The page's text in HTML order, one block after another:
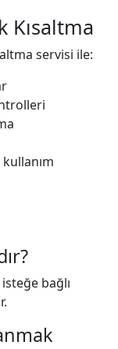
Kısaltma
servisi ile:
isteğe bağlı